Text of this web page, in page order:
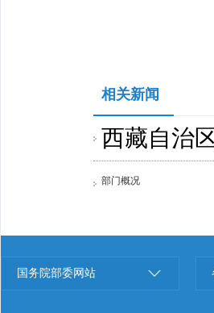
相关新闻
西藏自治
部门概况
国务院部委网站